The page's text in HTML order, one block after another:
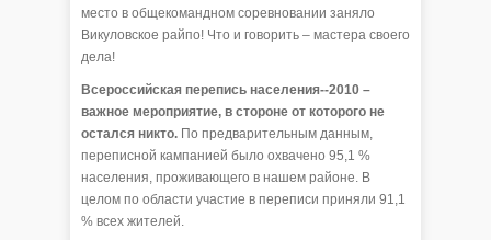
место в общекомандном соревновании заняло
Викуловское райпо! Что и говорить – мастера своего
дела!
Всероссийская перепись населения--2010 –
важное мероприятие, в стороне от которого не
остался никто. По предварительным данным,
переписной кампанией было охвачено 95,1 %
населения, проживающего в нашем районе. В
целом по области участие в переписи приняли 91,1
% всех жителей.